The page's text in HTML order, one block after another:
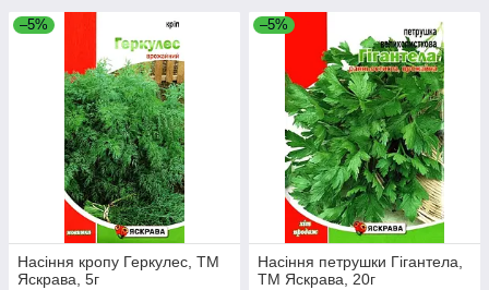
–5%
Насіння кропу Геркулес, ТМ
Яскрава, 5г
–5%
Насіння петрушки Гігантела,
ТМ Яскрава, 20г